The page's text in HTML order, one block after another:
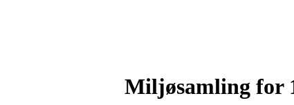
Miljøsamling for